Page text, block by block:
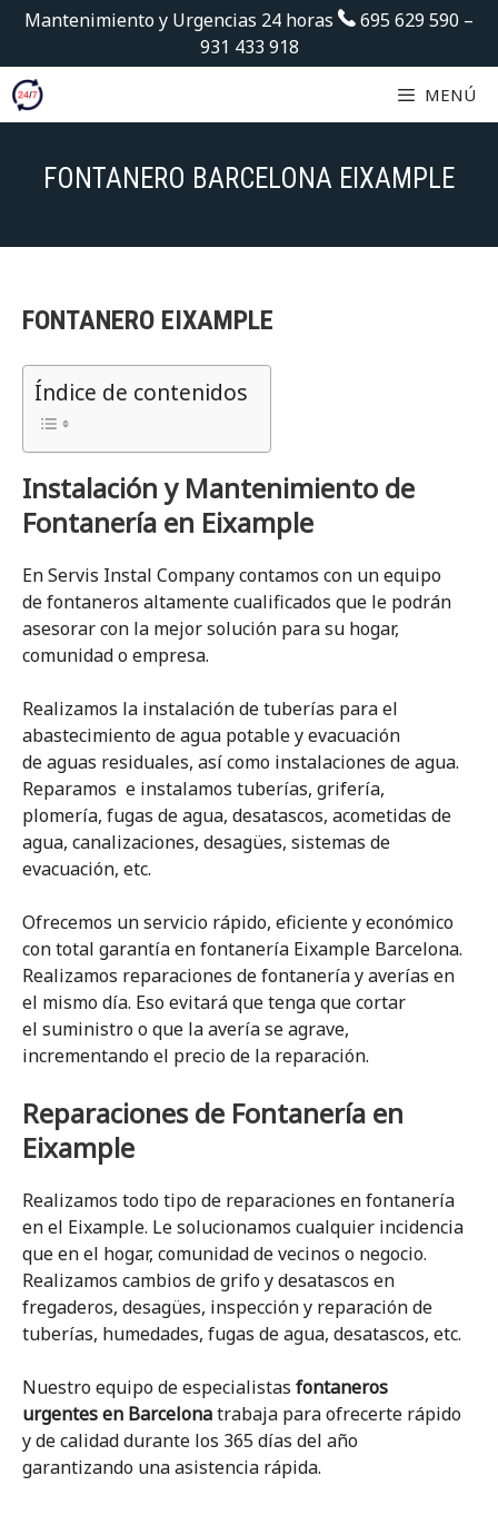
Saltar
contenido
Mantenimiento y Urgencias 24 horas 695 629 590 –
931 433 918
MENÚ
FONTANERO BARCELONA EIXAMPLE
FONTANERO EIXAMPLE
Índice de contenidos
Instalación y Mantenimiento de
Fontanería en Eixample
En Servis Instal Company contamos con un equipo
de fontaneros altamente cualificados que le podrán
asesorar con la mejor solución para su hogar,
comunidad o empresa.
Realizamos la instalación de tuberías para el
abastecimiento de agua potable y evacuación
de aguas residuales, así como instalaciones de agua.
Reparamos e instalamos tuberías, grifería,
plomería, fugas de agua, desatascos, acometidas de
agua, canalizaciones, desagües, sistemas de
evacuación, etc.
Ofrecemos un servicio rápido, eficiente y económico
con total garantía en fontanería Eixample Barcelona.
Realizamos reparaciones de fontanería y averías en
el mismo día. Eso evitará que tenga que cortar
el suministro o que la avería se agrave,
incrementando el precio de la reparación.
Reparaciones de Fontanería en
Eixample
Realizamos todo tipo de reparaciones en fontanería
en el Eixample. Le solucionamos cualquier incidencia
que en el hogar, comunidad de vecinos o negocio.
Realizamos cambios de grifo y desatascos en
fregaderos, desagües, inspección y reparación de
tuberías, humedades, fugas de agua, desatascos, etc.
Nuestro equipo de especialistas fontaneros
urgentes en Barcelonatrabaja para ofrecerte rápido
y de calidad durante los 365 días del año
garantizando una asistencia rápida.